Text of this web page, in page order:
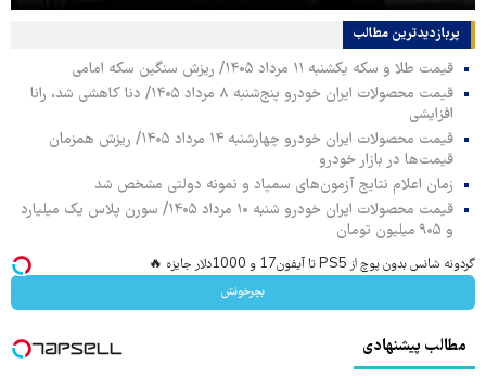
پربازدیدترین‌ مطالب
قیمت طلا و سکه یکشنبه ۱۱ مرداد ۱۴۰۵/ ریزش سنگین سکه امامی
قیمت محصولات ایران خودرو پنج‌شنبه ۸ مرداد ۱۴۰۵/ دنا کاهشی شد، رانا
افزایشی
قیمت محصولات ایران خودرو چهارشنبه ۱۴ مرداد ۱۴۰۵/ ریزش همزمان
قیمت‌ها در بازار خودرو
زمان اعلام نتایج آزمون‌های سمپاد و نمونه دولتی مشخص شد
قیمت محصولات ایران خودرو شنبه ۱۰ مرداد ۱۴۰۵/ سورن پلاس یک میلیارد
و ۹۰۵ میلیون تومان
گردونه شانس بدون پوچ از PS5 تا آیفون17 و 1000دلار جایزه 🔥
بچرخونش
مطالب پیشنهادی